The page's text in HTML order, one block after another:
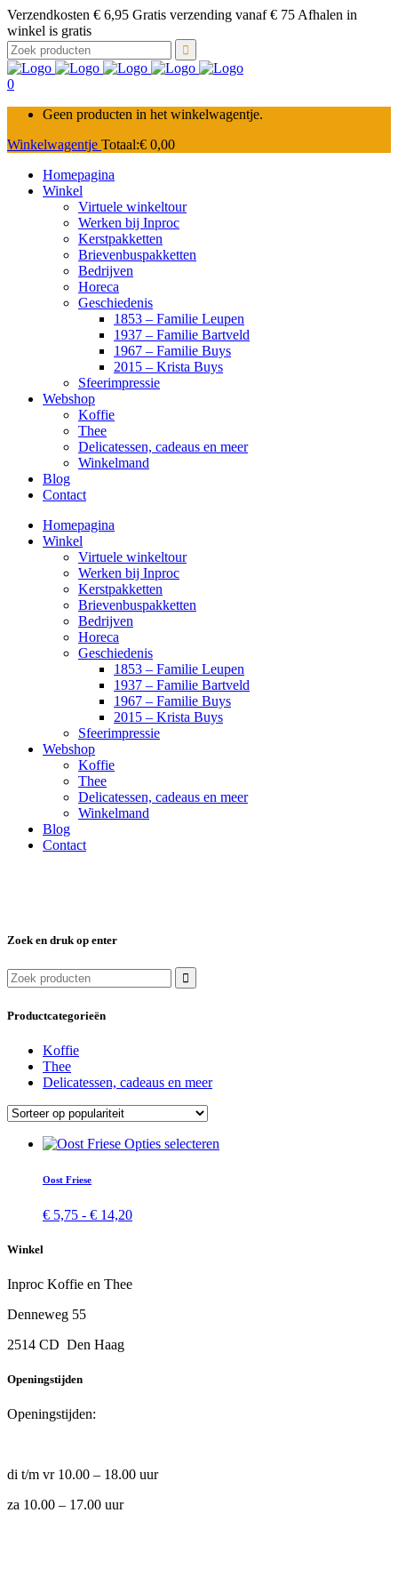
Verzendkosten € 6,95 Gratis verzending vanaf € 75 Afhalen in
winkel is gratis
Zoek
naar:
0
Geen producten in het winkelwagentje.
Winkelwagentje Totaal:€ 0,00
Homepagina
Winkel
Virtuele winkeltour
Werken bij Inproc
Kerstpakketten
Brievenbuspakketten
Bedrijven
Horeca
Geschiedenis
1853 – Familie Leupen
1937 – Familie Bartveld
1967 – Familie Buys
2015 – Krista Buys
Sfeerimpressie
Webshop
Koffie
Thee
Delicatessen, cadeaus en meer
Winkelmand
Blog
Contact
Homepagina
Winkel
Virtuele winkeltour
Werken bij Inproc
Kerstpakketten
Brievenbuspakketten
Bedrijven
Horeca
Geschiedenis
1853 – Familie Leupen
1937 – Familie Bartveld
1967 – Familie Buys
2015 – Krista Buys
Sfeerimpressie
Webshop
Koffie
Thee
Delicatessen, cadeaus en meer
Winkelmand
Blog
Contact
Zoek en druk op enter
Zoek
naar:
Productcategorieën
Koffie
Thee
Delicatessen, cadeaus en meer
Opties selecteren
Oost Friese
€ 5,75 - € 14,20Prijsklasse:
Winkel
Inproc Koffie en Thee
Denneweg 55
2514 CD Den Haag
Openingstijden
Openingstijden:
di t/m vr 10.00 – 18.00 uur
za 10.00 – 17.00 uur